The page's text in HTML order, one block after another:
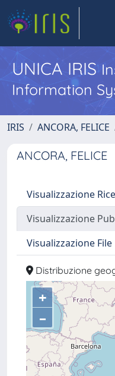
UNICA IRIS
Information
IRIS ANCORA, FELICE
ANCORA, FELICE
Visualizzazione
Visualizzazione
Visualizzazione File
Distribuzione
+
–